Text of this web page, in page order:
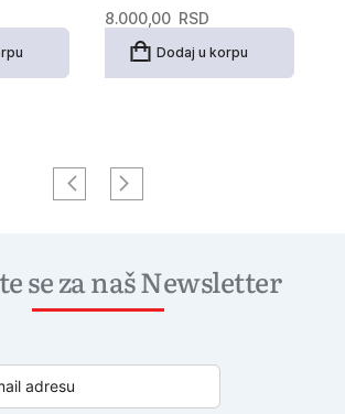
8.000,00 RSD
Dodaj u korpu
se za naš Newsletter